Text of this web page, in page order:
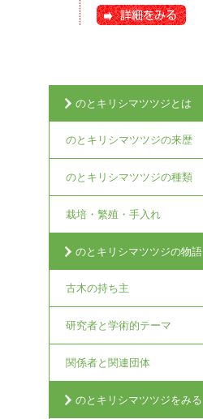
のとキリシマツツジとは
のとキリシマツツジの来歴
のとキリシマツツジの種類
栽培・繁殖・手入れ
のとキリシマツツジの物語
古木の持ち主
研究者と学術的テーマ
関係者と関連団体
のとキリシマツツジをみる